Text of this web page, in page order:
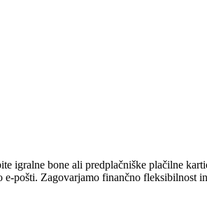
igralne bone ali predplačniške plačilne
pošti. Zagovarjamo finančno fleksibilnost